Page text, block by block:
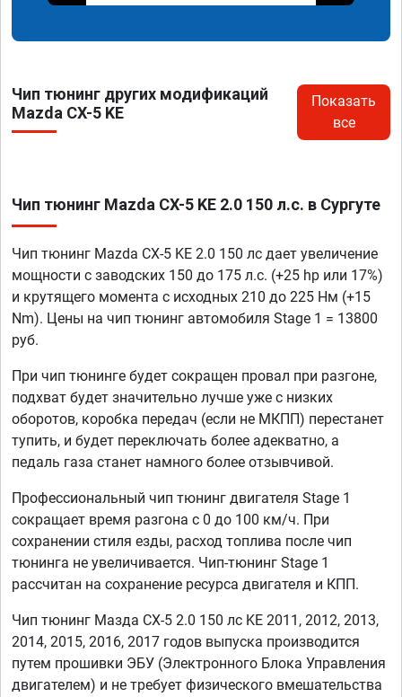
Чип тюнинг других модификаций
Mazda CX-5 KE
Показать
все
Чип тюнинг Mazda CX-5 KE 2.0 150 л.с. в Сургуте
Чип тюнинг Mazda CX-5 KE 2.0 150 лс дает увеличение
мощности с заводских 150 до 175 л.с. (+25 hp или 17%)
и крутящего момента с исходных 210 до 225 Нм (+15
Nm). Цены на чип тюнинг автомобиля Stage 1 = 13800
руб.
При чип тюнинге будет сокращен провал при разгоне,
подхват будет значительно лучше уже с низких
оборотов, коробка передач (если не МКПП) перестанет
тупить, и будет переключать более адекватно, а
педаль газа станет намного более отзывчивой.
Профессиональный чип тюнинг двигателя Stage 1
сокращает время разгона с 0 до 100 км/ч. При
сохранении стиля езды, расход топлива после чип
тюнинга не увеличивается. Чип-тюнинг Stage 1
рассчитан на сохранение ресурса двигателя и КПП.
Чип тюнинг Мазда СХ-5 2.0 150 лс KE 2011, 2012, 2013,
2014, 2015, 2016, 2017 годов выпуска производится
путем прошивки ЭБУ (Электронного Блока Управления
двигателем) и не требует физического вмешательства